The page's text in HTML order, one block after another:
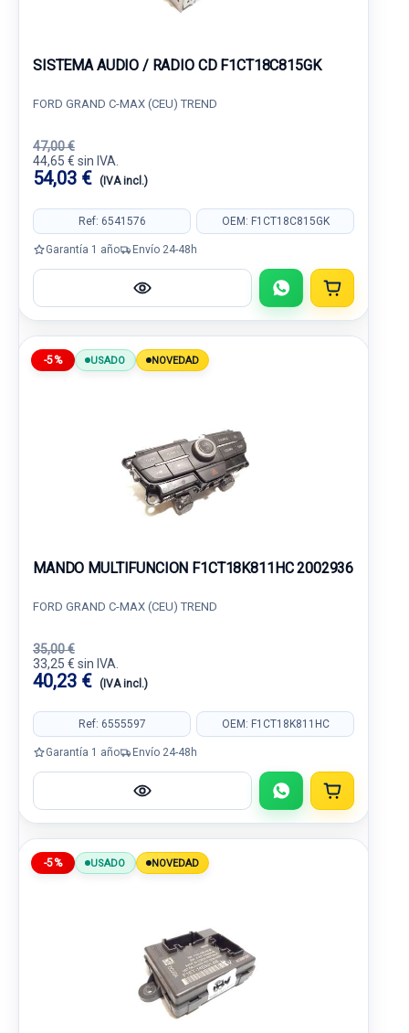
SISTEMA AUDIO / RADIO CD F1CT18C815GK
FORD GRAND C-MAX (CEU) TREND
47,00 €
44,65 € sin IVA.
54,03 € (IVA incl.)
Ref: 6541576 OEM: F1CT18C815GK
Garantía 1 año Envío 24-48h
-5% USADO NOVEDAD
MANDO MULTIFUNCION F1CT18K811HC 2002936
FORD GRAND C-MAX (CEU) TREND
35,00 €
33,25 € sin IVA.
40,23 € (IVA incl.)
Ref: 6555597 OEM: F1CT18K811HC
Garantía 1 año Envío 24-48h
-5% USADO NOVEDAD